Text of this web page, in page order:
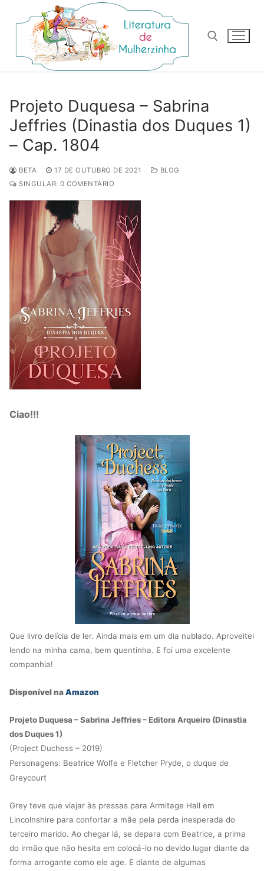
para
conteúdo
Projeto Duquesa – Sabrina
Jeffries (Dinastia dos Duques 1)
– Cap. 1804
BETA 17 DE OUTUBRO DE 2021
BLOG
SINGULAR: 0 COMENTÁRIO
Ciao!!!
Que livro delícia de ler. Ainda mais em um dia nublado. Aproveitei
lendo na minha cama, bem quentinha. E foi uma excelente
companhia!
Disponível naAmazon
Projeto Duquesa – Sabrina Jeffries – Editora Arqueiro (Dinastia
dos Duques 1)
(Project Duchess – 2019)
Personagens: Beatrice Wolfe e Fletcher Pryde, o duque de
Greycourt
Grey teve que viajar às pressas para Armitage Hall em
Lincolnshire para confortar a mãe pela perda inesperada do
terceiro marido. Ao chegar lá, se depara com Beatrice, a prima
do irmão que não hesita em colocá-lo no devido lugar diante da
forma arrogante como ele age. E diante de algumas